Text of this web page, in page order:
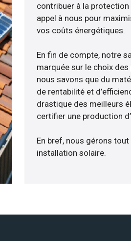
contribuer à la protection
appel à nous pour
vos coûts énergétiques.
En fin de compte, notre
marquée sur le choix
nous savons que du
de rentabilité et
drastique des meilleurs
certifier une production
En bref, nous gérons
installation solaire.